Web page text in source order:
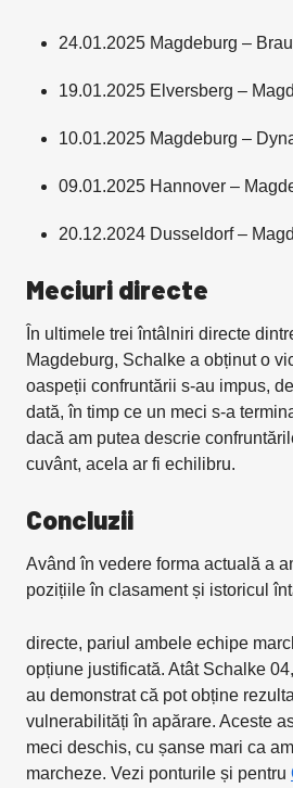
24.01.2025 Magdeburg –
19.01.2025 Elversberg –
10.01.2025 Magdeburg –
09.01.2025 Hannover –
20.12.2024 Dusseldorf –
Meciuri directe
În ultimele trei întâlniri directe
Magdeburg, Schalke a obținut o
oaspeții confruntării s-au impus,
dată, în timp ce un meci s-a
dacă am putea descrie
cuvânt, acela ar fi echilibru.
Concluzii
Având în vedere forma actuală a
pozițiile în clasament și istoricul
directe, pariul ambele echipe
opțiune justificată. Atât Schalke
au demonstrat că pot obține
vulnerabilități în apărare. Aceste
meci deschis, cu șanse mari ca
marcheze. Vezi ponturile și pentru